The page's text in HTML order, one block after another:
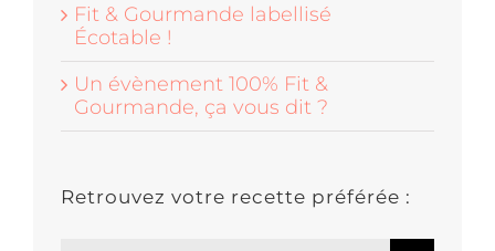
Fit & Gourmande labellisé
Écotable !
Un évènement 100% Fit &
Gourmande, ça vous dit ?
Retrouvez votre recette préférée :